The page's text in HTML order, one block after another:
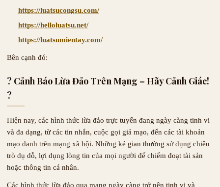
https://luatsucongsu.com/
https://helloluatsu.net/
https://luatsumientay.com/
Bên cạnh đó:
? Cảnh Báo Lừa Đảo Trên Mạng – Hãy Cảnh Giác!
?
Hiện nay, các hình thức lừa đảo trực tuyến đang ngày càng tinh vi
và đa dạng, từ các tin nhắn, cuộc gọi giả mạo, đến các tài khoản
mạo danh trên mạng xã hội. Những kẻ gian thường sử dụng chiêu
trò dụ dỗ, lợi dụng lòng tin của mọi người để chiếm đoạt tài sản
hoặc thông tin cá nhân.
Các hình thức lừa đảo qua mạng ngày càng trở nên tinh vi và